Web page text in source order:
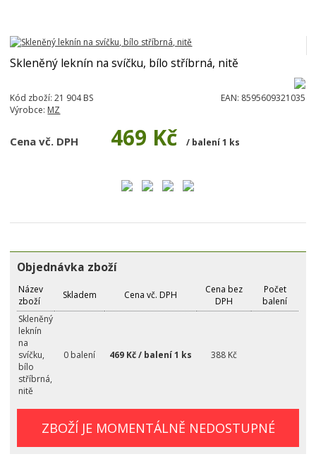
Skleněný leknín na svíčku, bílo stříbrná, nitě
Kód zboží: 21 904 BS EAN: 8595609321035
Výrobce: MZ
Cena vč. DPH 469 Kč / balení 1 ks
Objednávka zboží
Název
zboží
Skladem Cena vč. DPH
Cena bez
DPH
Počet
balení
Skleněný
leknín
na
svíčku,
bílo
stříbrná,
nitě
0 balení 469 Kč / balení 1 ks 388 Kč
ZBOŽÍ JE MOMENTÁLNĚ NEDOSTUPNÉ